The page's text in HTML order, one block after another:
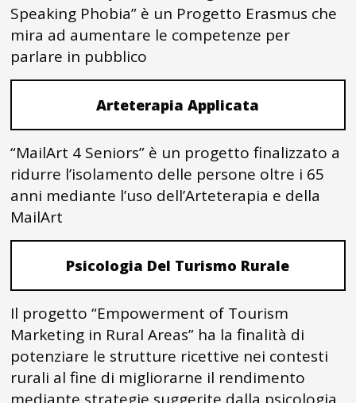
Speaking Phobia” è un Progetto Erasmus che
mira ad aumentare le competenze per
parlare in pubblico
Arteterapia Applicata
“MailArt 4 Seniors” è un progetto finalizzato a
ridurre l’isolamento delle persone oltre i 65
anni mediante l’uso dell’Arteterapia e della
MailArt
Psicologia Del Turismo Rurale
Il progetto “Empowerment of Tourism
Marketing in Rural Areas” ha la finalità di
potenziare le strutture ricettive nei contesti
rurali al fine di migliorarne il rendimento